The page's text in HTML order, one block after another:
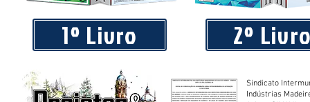
1º Livro 2º
Sindicato
Indústrias